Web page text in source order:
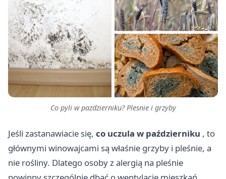
Co pyli w pazdzierniku? Plesnie i grzyby
Jeśli zastanawiacie się, co uczula w październiku , to
głównymi winowajcami są właśnie grzyby i pleśnie, a
nie rośliny. Dlatego osoby z alergią na pleśnie